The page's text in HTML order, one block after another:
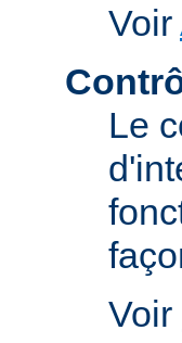
Voir
Le
Voir